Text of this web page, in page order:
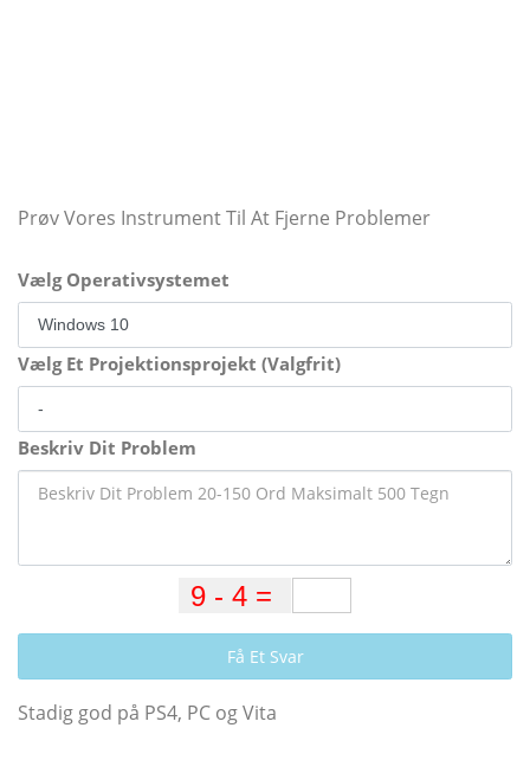
Prøv Vores Instrument Til At Fjerne Problemer
Vælg Operativsystemet
Vælg Et Projektionsprojekt (Valgfrit)
Beskriv Dit Problem
Få Et Svar
Stadig god på PS4, PC og Vita